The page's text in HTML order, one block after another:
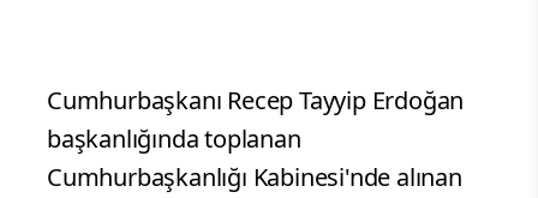
Cumhurbaşkanı Recep Tayyip Erdoğan
başkanlığında toplanan
Cumhurbaşkanlığı Kabinesi'nde alınan